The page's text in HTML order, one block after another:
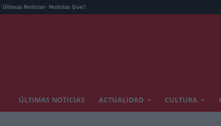
Últimas Noticias- Noticias Que!:
ÚLTIMAS NOTICIAS ACTUALIDAD CULTURA